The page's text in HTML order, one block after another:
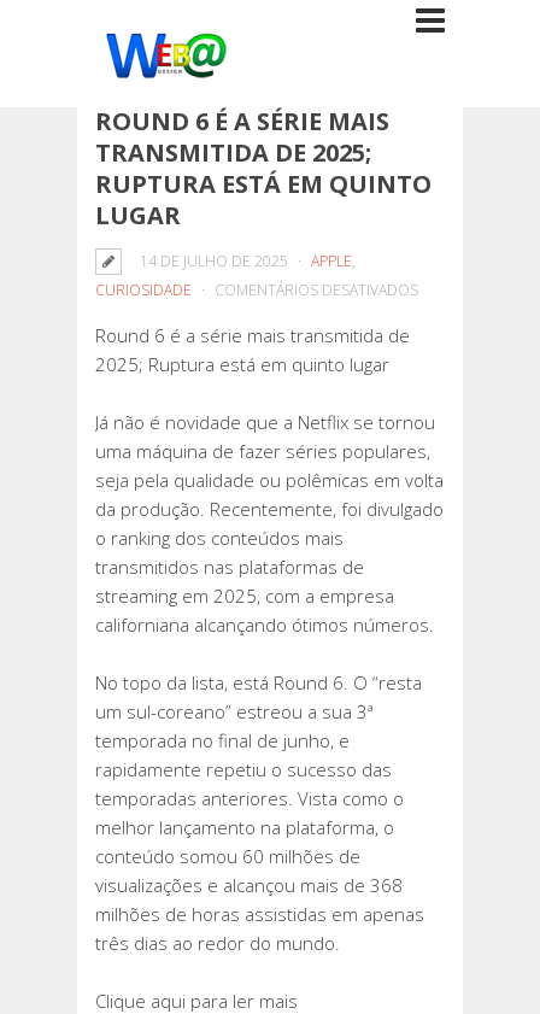
ROUND 6 É A SÉRIE MAIS
TRANSMITIDA DE 2025;
RUPTURA ESTÁ EM QUINTO
LUGAR
14 DE JULHO DE 2025 APPLE,
CURIOSIDADE
COMENTÁRIOS DESATIVADOSEM
SÉRIE
MAIS
TRANSMITIDA
DE
EM
LUGAR
Round 6 é a série mais transmitida de
2025; Ruptura está em quinto lugar
Já não é novidade que a Netflix se tornou
uma máquina de fazer séries populares,
seja pela qualidade ou polêmicas em volta
da produção. Recentemente, foi divulgado
o ranking dos conteúdos mais
transmitidos nas plataformas de
streaming em 2025, com a empresa
californiana alcançando ótimos números.
No topo da lista, está Round 6. O “resta
um sul-coreano” estreou a sua 3ª
temporada no final de junho, e
rapidamente repetiu o sucesso das
temporadas anteriores. Vista como o
melhor lançamento na plataforma, o
conteúdo somou 60 milhões de
visualizações e alcançou mais de 368
milhões de horas assistidas em apenas
três dias ao redor do mundo.
Clique aqui para ler mais